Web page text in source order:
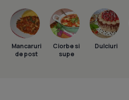
Mancaruri
de post
Ciorbe si
supe
Dulciuri